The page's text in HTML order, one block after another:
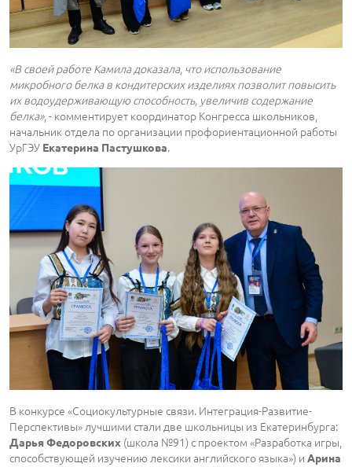
«В своей работе Камила доказала, что использование
микробного белка в кондитерских изделиях позволит повысить
их водоудерживающую способность, увеличив содержание
белка», - комментирует координатор Конгресса школьников,
начальник отдела по организации профориентационной работы
УрГЭУ Екатерина Пастушкова.
В конкурсе «Социокультурные связи. Интеграция-Развитие-
Перспективы» лучшими стали две школьницы из Екатеринбурга:
Дарья Федоровских (школа №91) с проектом «Разработка игры,
способствующей изучению лексики английского языка») и Арина